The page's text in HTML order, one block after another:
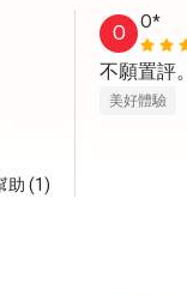
助 (1)
O O*
不願置評
美好體驗